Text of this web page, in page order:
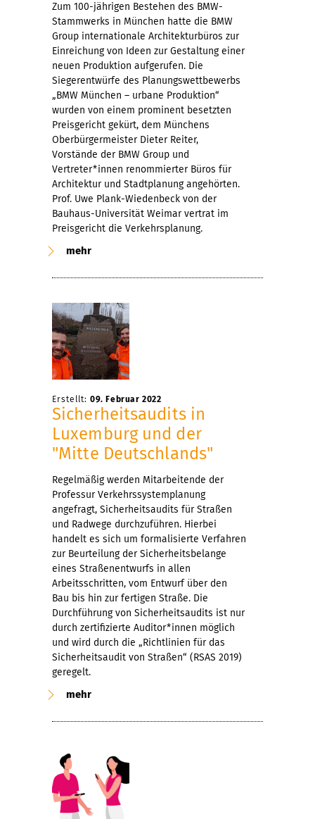
Zum 100-jährigen Bestehen des BMW-
Stammwerks in München hatte die BMW
Group internationale Architekturbüros zur
Einreichung von Ideen zur Gestaltung einer
neuen Produktion aufgerufen. Die
Siegerentwürfe des Planungswettbewerbs
„BMW München – urbane Produktion“
wurden von einem prominent besetzten
Preisgericht gekürt, dem Münchens
Oberbürgermeister Dieter Reiter,
Vorstände der BMW Group und
Vertreter*innen renommierter Büros für
Architektur und Stadtplanung angehörten.
Prof. Uwe Plank-Wiedenbeck von der
Bauhaus-Universität Weimar vertrat im
Preisgericht die Verkehrsplanung.
mehr
Erstellt: 09. Februar 2022
Sicherheitsaudits in
Luxemburg und der
"Mitte Deutschlands"
Regelmäßig werden Mitarbeitende der
Professur Verkehrssystemplanung
angefragt, Sicherheitsaudits für Straßen
und Radwege durchzuführen. Hierbei
handelt es sich um formalisierte Verfahren
zur Beurteilung der Sicherheitsbelange
eines Straßenentwurfs in allen
Arbeitsschritten, vom Entwurf über den
Bau bis hin zur fertigen Straße. Die
Durchführung von Sicherheitsaudits ist nur
durch zertifizierte Auditor*innen möglich
und wird durch die „Richtlinien für das
Sicherheitsaudit von Straßen“ (RSAS 2019)
geregelt.
mehr